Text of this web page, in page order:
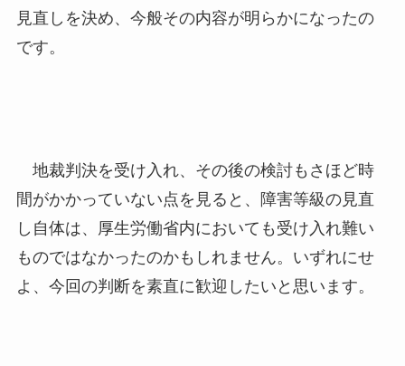
見直しを決め、今般その内容が明らかになったの
です。
地裁判決を受け入れ、その後の検討もさほど時
間がかかっていない点を見ると、障害等級の見直
し自体は、厚生労働省内においても受け入れ難い
ものではなかったのかもしれません。いずれにせ
よ、今回の判断を素直に歓迎したいと思います。